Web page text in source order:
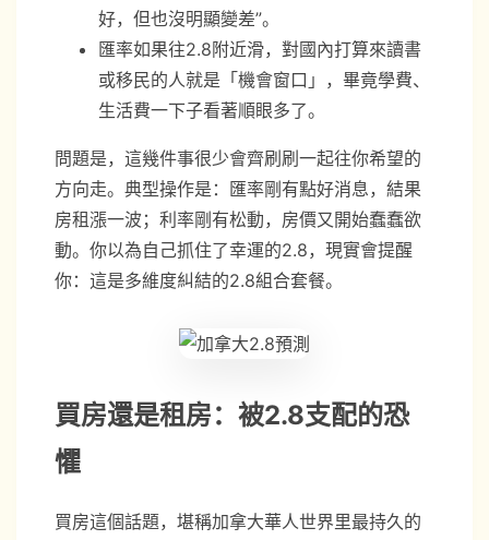
好，但也沒明顯變差”。
匯率如果往2.8附近滑，對國內打算來讀書
或移民的人就是「機會窗口」，畢竟學費、
生活費一下子看著順眼多了。
問題是，這幾件事很少會齊刷刷一起往你希望的
方向走。典型操作是：匯率剛有點好消息，結果
房租漲一波；利率剛有松動，房價又開始蠢蠢欲
動。你以為自己抓住了幸運的2.8，現實會提醒
你：這是多維度糾結的2.8組合套餐。
買房還是租房：被2.8支配的恐
懼
買房這個話題，堪稱加拿大華人世界里最持久的